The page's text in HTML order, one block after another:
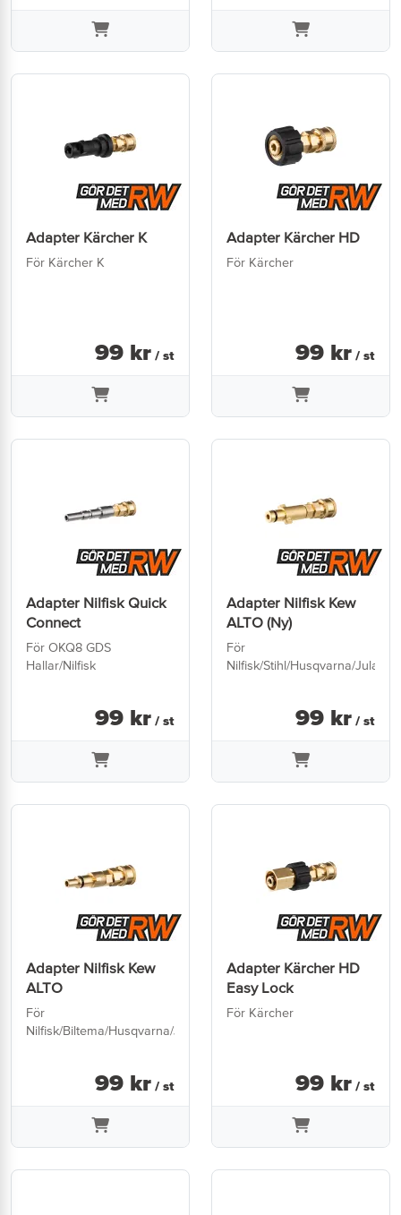
Adapter Kärcher K
För Kärcher K
99 kr / st
Adapter Kärcher HD
För Kärcher
99 kr / st
Adapter Nilfisk Quick
Connect
För OKQ8 GDS
Hallar/Nilfisk
99 kr / st
Adapter Nilfisk Kew
ALTO (Ny)
För
Nilfisk/Stihl/Husqvarna/Jula
99 kr / st
Adapter Nilfisk Kew
ALTO
För
Nilfisk/Biltema/Husqvarna/Jula
99 kr / st
Adapter Kärcher HD
Easy Lock
För Kärcher
99 kr / st